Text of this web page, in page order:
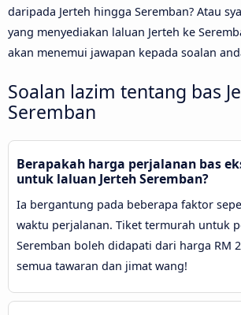
daripada Jerteh hingga Seremban? Atau
yang menyediakan laluan Jerteh ke
akan menemui jawapan kepada soalan
Soalan lazim tentang bas
Seremban
Berapakah harga perjalanan bas
untuk laluan Jerteh Seremban?
Ia bergantung pada beberapa faktor
waktu perjalanan. Tiket termurah untuk
Seremban boleh didapati dari harga RM
semua tawaran dan jimat wang!